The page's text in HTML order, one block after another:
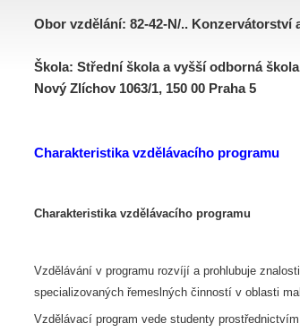
Obor vzdělání: 82-42-N/.. Konzervátorství
Škola: Střední škola a vyšší odborná
Nový Zlíchov 1063/1, 150 00 Praha 5
Charakteristika vzdělávacího programu
Charakteristika vzdělávacího programu
Vzdělávání v programu rozvíjí a prohlubuje
specializovaných řemeslných činností v oblasti
Vzdělávací program vede studenty